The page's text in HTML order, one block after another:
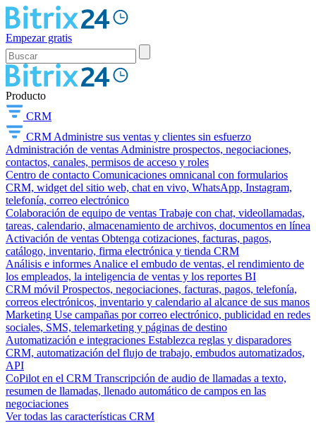
Empezar gratis
Producto
CRM
CRM Administre sus ventas y clientes sin esfuerzo
Administración de ventas Administre prospectos, negociaciones,
contactos, canales, permisos de acceso y roles
Centro de contacto Comunicaciones omnicanal con formularios
CRM, widget del sitio web, chat en vivo, WhatsApp, Instagram,
telefonía, correo electrónico
Colaboración de equipo de ventas Trabaje con chat, videollamadas,
tareas, calendario, almacenamiento de archivos, documentos en línea
Activación de ventas Obtenga cotizaciones, facturas, pagos,
catálogo, inventario, firma electrónica y tienda CRM
Análisis e informes Analice el embudo de ventas, el rendimiento de
los empleados, la inteligencia de ventas y los reportes BI
CRM móvil Prospectos, negociaciones, facturas, pagos, telefonía,
correos electrónicos, inventario y calendario al alcance de sus manos
Marketing Use campañas por correo electrónico, publicidad en redes
sociales, SMS, telemarketing y páginas de destino
Automatización e integraciones Establezca reglas y disparadores
CRM, automatización del flujo de trabajo, embudos automatizados,
API
CoPilot en el CRM Transcripción de audio de llamadas a texto,
resumen de llamadas, llenado automático de campos en las
negociaciones
Ver todas las características CRM